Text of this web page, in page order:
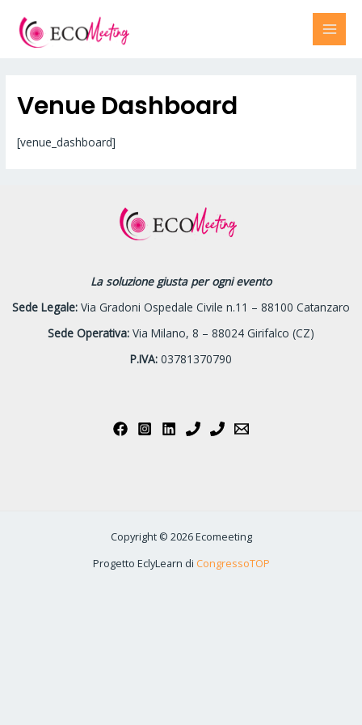
contenuto
Venue Dashboard
[venue_dashboard]
La soluzione giusta per ogni evento
Sede Legale: Via Gradoni Ospedale Civile n.11 – 88100 Catanzaro
Sede Operativa: Via Milano, 8 – 88024 Girifalco (CZ)
P.IVA: 03781370790
Copyright © 2026 Ecomeeting
Progetto EclyLearn di CongressoTOP